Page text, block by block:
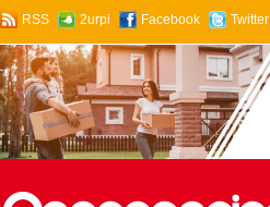
RSS 2urpi Facebook Twitter